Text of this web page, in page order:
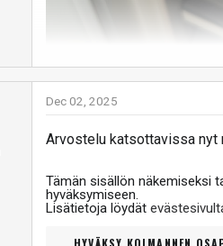
Pakkastestissä OnePlus
Dec 02, 2025
Arvostelu katsottavissa nyt
Tämän sisällön näkemiseksi
hyväksymiseen.
Lisätietoja löydät
HYVÄKSY KOLMANNEN